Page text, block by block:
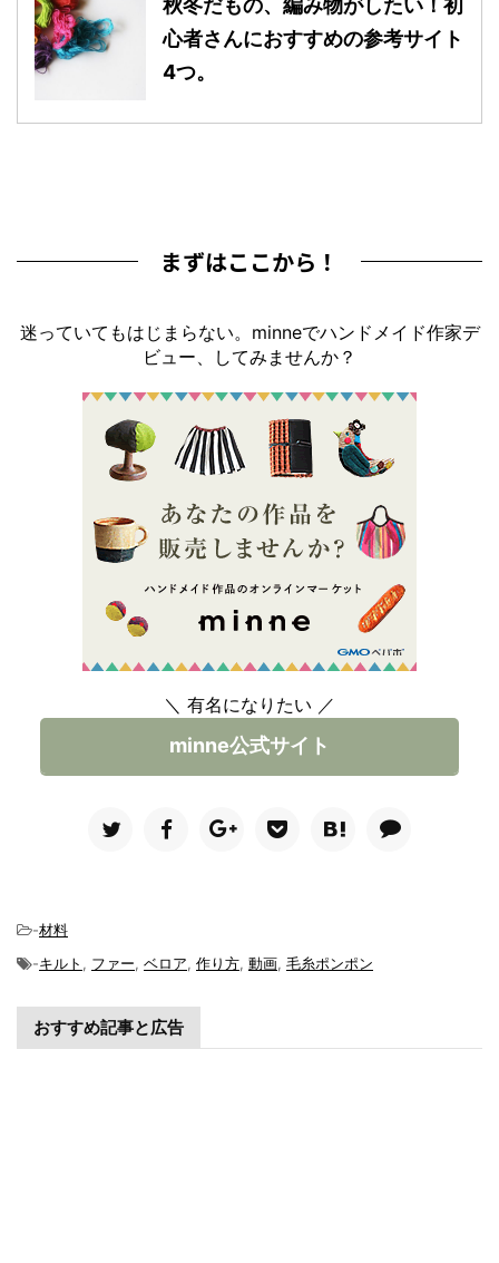
心者さんにおすすめの参考サイト
4つ。
まずはここから！
迷っていてもはじまらない。minneでハンドメイド作家デ
ビュー、してみませんか？
＼ 有名になりたい ／
minne公式サイト
-材料
-キルト , ファー, ベロア, 作り方, 動画, 毛糸ポンポン
おすすめ記事と広告